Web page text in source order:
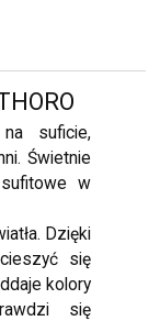
suficie,
Świetnie
w
Dzięki
się
kolory
się